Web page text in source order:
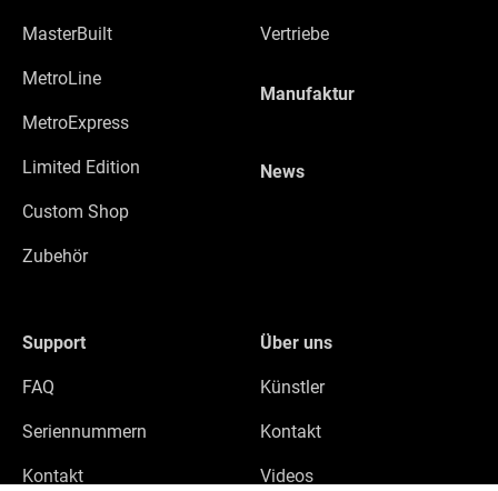
MasterBuilt
MetroLine
MetroExpress
Limited Edition
Custom Shop
Zubehör
Vertriebe
Manufaktur
News
Support
FAQ
Seriennummern
Kontakt
Über uns
Künstler
Kontakt
Videos